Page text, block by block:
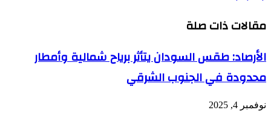
مقالات ذات صلة
الأرصاد: طقس السودان يتأثر برياح شمالية وأمطار
محدودة في الجنوب الشرقي
نوفمبر 4, 2025